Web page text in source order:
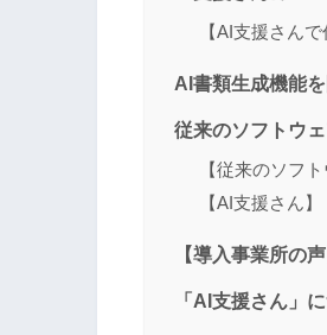
【AI支援さん
AI書類生成機能
従来のソフトウ
【従来のソフト
【AI支援さん】
【導入事業所の
「AI支援さん」